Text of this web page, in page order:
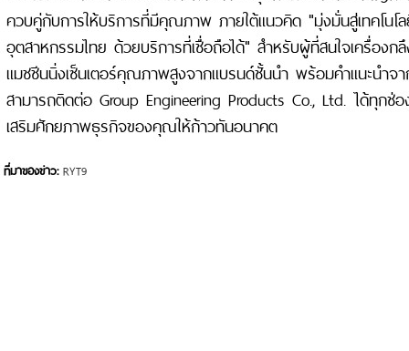
ควบคู่กับการให้บริการที่มีคุณภาพ ภายใต้แนวคิด "มุ่งมั่นสู่เทคโน
อุตสาหกรรมไทย ด้วยบริการที่เชื่อถือได้" สำหรับผู้ที่สนใจเครื่องก
แมชชีนนิ่งเซ็นเตอร์คุณภาพสูงจากแบรนด์ชั้นนำ พร้อมคำแนะนำจ
สามารถติดต่อ Group Engineering Products Co., Ltd. ได้ทุกช่อ
เสริมศักยภาพธุรกิจของคุณให้ก้าวทันอนาคต
ที่มาของข่าว: RYT9